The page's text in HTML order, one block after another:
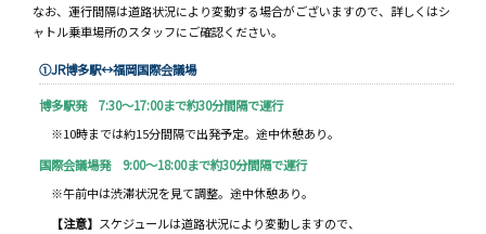
なお、運行間隔は道路状況により変動する場合がございますので、詳しくはシ
ャトル乗車場所のスタッフにご確認ください。
①JR博多駅↔福岡国際会議場
博多駅発 7:30～17:00まで約30分間隔で運行
※10時までは約15分間隔で出発予定。途中休憩あり。
国際会議場発 9:00～18:00まで約30分間隔で運行
※午前中は渋滞状況を見て調整。途中休憩あり。
【注意】 スケジュールは道路状況により変動しますので、